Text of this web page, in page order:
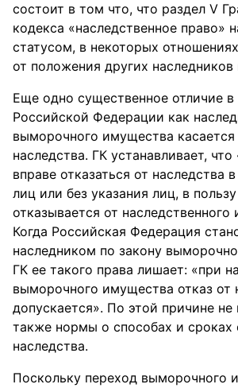
состоит в том что, что раздел V
кодекса «наследственное право»
статусом, в некоторых
от положения других наследников
Еще одно существенное отличие
Российской Федерации как
выморочного имущества касается
наследства. ГК устанавливает, что
вправе отказаться от наследства
лиц или без указания лиц, в
отказывается от
Когда Российская Федерация
наследником по закону
ГК ее такого права лишает: «при
выморочного имущества отказ от
допускается». По этой причине
также нормы о способах и сроках
наследства.
Поскольку переход выморочного